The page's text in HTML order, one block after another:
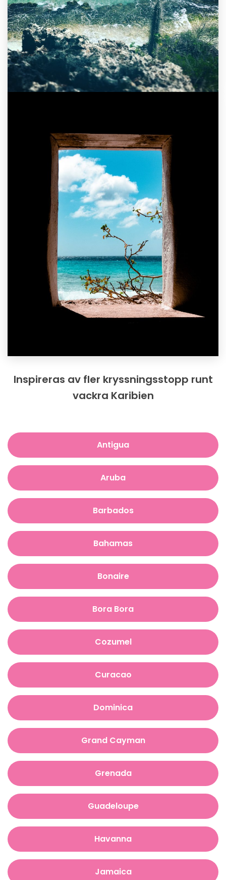
Inspireras av fler kryssningsstopp runt
vackra Karibien
Antigua
Aruba
Barbados
Bahamas
Bonaire
Bora Bora
Cozumel
Curacao
Dominica
Grand Cayman
Grenada
Guadeloupe
Havanna
Jamaica